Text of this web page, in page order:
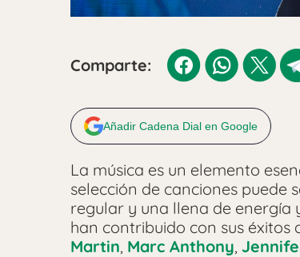
Comparte:
Añadir Cadena Dial en Google
La música es un elemento
selección de canciones puede
regular y una llena de energía
han contribuido con sus
Martin, Marc Anthony,